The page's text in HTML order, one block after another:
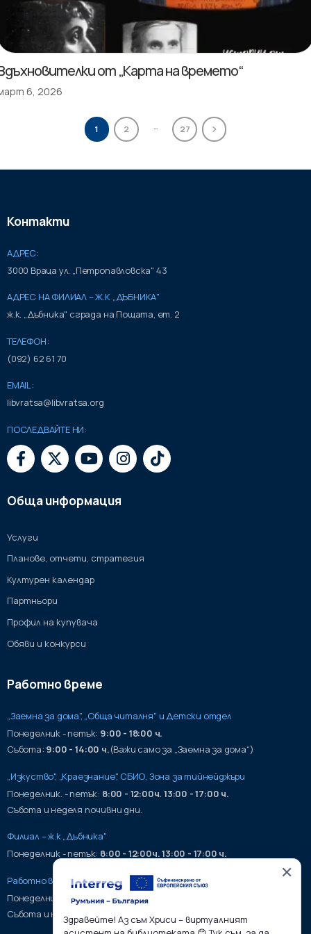
от „Карта на времето“
6, 2026
1 2 … 27
Контакти
АДРЕС:
3000 Враца ул. „Петропавловска" 43
АДРЕС НА ФИЛИАЛ – Ж.К „ДЪБНИКА"
ж.к. „Дъбника" сграда на Пощата, ет. 2
ТЕЛЕФОН:
(092) 62 61 70
EMAIL:
libvratsa@libvratsa.org
ПОСЛЕДВАЙТЕ НИ:
Обща информация
Услуги
Планове, отчети, стратегия
Културен календар
Партньори
Профил на купувача
Обяви и конкурси
Работно време
„Заемна за дома", „Обща читалня" и Детски отдел
Понеделник - петък: 9:00 - 18:00 ч.
Събота: 9:00 - 14:00 ч.(Важи само за „Заемна за дома“)
„Изкуство", „Краезнание", СБИО, Зона за тийнейджъри
Понеделник. - петък: 8:00 - 12:00ч. 13:00 - 17:00 ч.
Събота и неделя почивни дни.
Филиал – ж.к „Дъбника"
Понеделник - петък: 8:00 - 12:00ч. 13:00 - 17:00 ч.
Работно време на хранилища:
Понеделник - петък:9:00 - 17:00ч.
Събота и неделя почивни дни.
✕
Здравейте! Аз съм Хриси – виртуалният